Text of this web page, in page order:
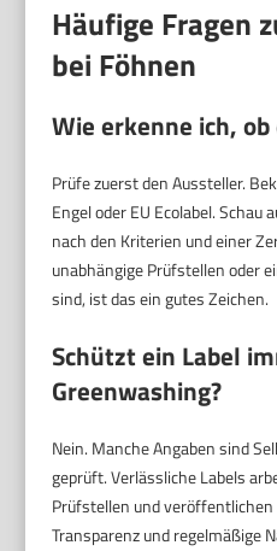
Häufige Fragen
bei Föhnen
Wie erkenne ich,
Prüfe zuerst den Aussteller.
Engel oder EU Ecolabel. Schau
nach den Kriterien und einer
unabhängige Prüfstellen oder
sind, ist das ein gutes Zeichen.
Schützt ein Label
Greenwashing?
Nein. Manche Angaben sind
geprüft. Verlässliche Labels
Prüfstellen und
Transparenz und regelmäßige